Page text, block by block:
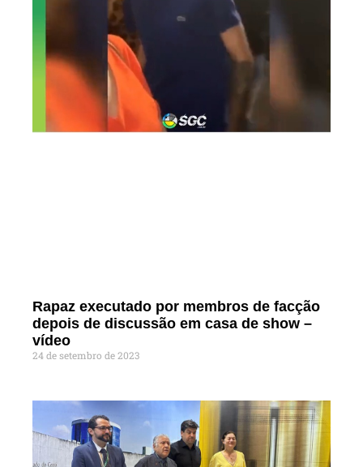
Rapaz executado por membros de facção
depois de discussão em casa de show –
vídeo
24 de setembro de 2023